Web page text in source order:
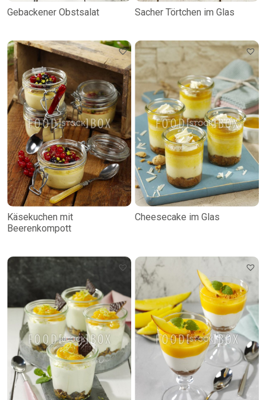
Gebackener Obstsalat Sacher Törtchen im Glas
Käsekuchen mit
Beerenkompott
Cheesecake im Glas